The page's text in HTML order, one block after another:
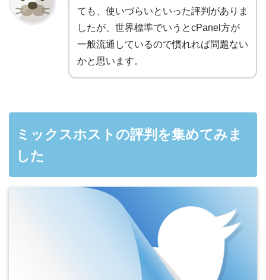
ても、使いづらいといった評判がありま
したが、世界標準でいうとcPanel方が
一般流通しているので慣れれば問題ない
かと思います。
ミックスホストの評判を集めてみま
した